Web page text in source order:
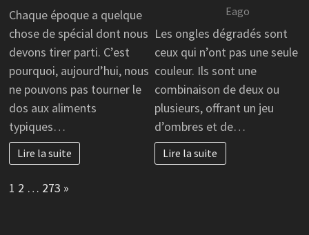
Chaque époque a quelque
chose de spécial dont nous
devons tirer parti. C’est
pourquoi, aujourd’hui, nous
ne pouvons pas tourner le
dos aux aliments
typiques…
Lire la suite
Eago
Les ongles dégradés sont
ceux qui n’ont pas une seule
couleur. Ils sont une
combinaison de deux ou
plusieurs, offrant un jeu
d’ombres et de…
Lire la suite
Page:
1 2 … 273 Next
»